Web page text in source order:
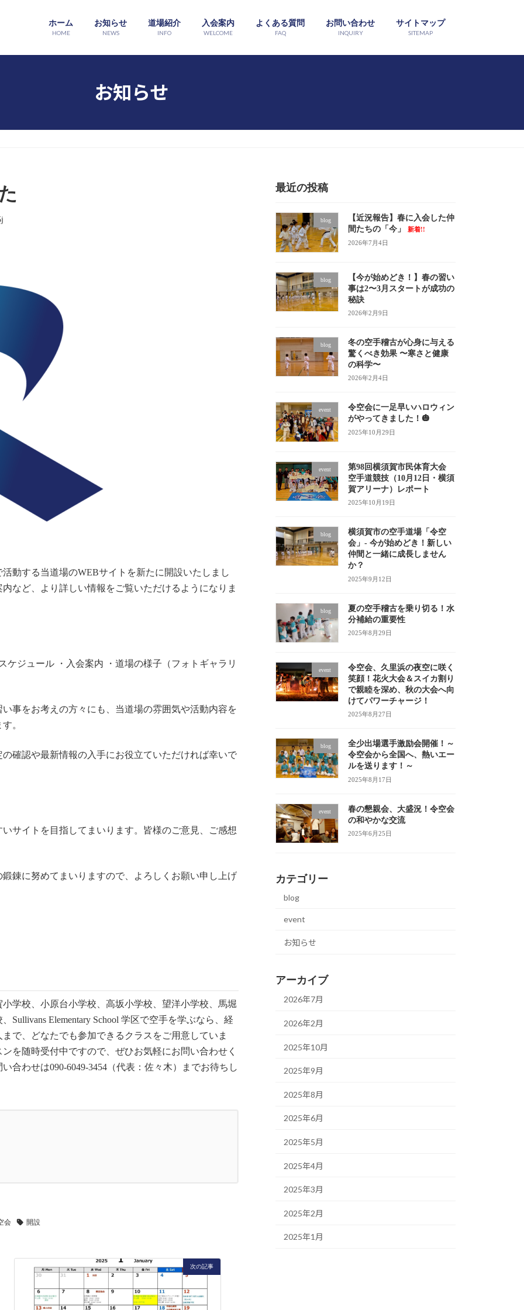
ホーム
HOME
お知らせ
NEWS
道場紹介
INFO
入会案内
WELCOME
よくある質問
FAQ
お問い合わせ
INQUIRY
サイトマップ
SITEMAP
お知らせ
動する当道場のWEBサイトを新たに開設いたしまし
など、より詳しい情報をご覧いただけるようになりま
ケジュール ・入会案内 ・道場の様子（フォトギャラリ
事をお考えの方々にも、当道場の雰囲気や活動内容を
。
確認や最新情報の入手にお役立ていただければ幸いで
サイトを目指してまいります。皆様のご意見、ご感想
錬に努めてまいりますので、よろしくお願い申し上げ
学校、小原台小学校、高坂小学校、望洋小学校、馬堀
Elementary School 学区で空手を学ぶなら、経
で、どなたでも参加できるクラスをご用意していま
を随時受付中ですので、ぜひお気軽にお問い合わせく
合わせは090-6049-3454（代表：佐々木）までお待ちし
会 開設
次の記事
最近の投稿
blog
【近況報告】春に入会した仲
間たちの「今」
新着!!
2026年7月4日
blog
【今が始めどき！】春の習い
事は2〜3月スタートが成功の
秘訣
2026年2月9日
blog
冬の空手稽古が心身に与える
驚くべき効果 〜寒さと健康
の科学〜
2026年2月4日
event
令空会に一足早いハロウィン
がやってきました！🎃
2025年10月29日
event
第98回横須賀市民体育大会
空手道競技（10月12日・横須
賀アリーナ）レポート
2025年10月19日
blog
横須賀市の空手道場「令空
会」- 今が始めどき！新しい
仲間と一緒に成長しません
か？
2025年9月12日
blog
夏の空手稽古を乗り切る！水
分補給の重要性
2025年8月29日
event
令空会、久里浜の夜空に咲く
笑顔！花火大会＆スイカ割り
で親睦を深め、秋の大会へ向
けてパワーチャージ！
2025年8月27日
blog
全少出場選手激励会開催！～
令空会から全国へ、熱いエー
ルを送ります！～
2025年8月17日
event
春の懇親会、大盛況！令空会
の和やかな交流
2025年6月25日
カテゴリー
blog
event
お知らせ
アーカイブ
2026年7月
2026年2月
2025年10月
2025年9月
2025年8月
2025年6月
2025年5月
2025年4月
2025年3月
2025年2月
2025年1月